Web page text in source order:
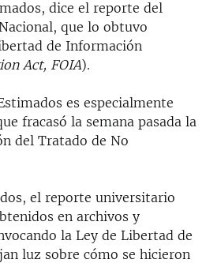
UCRANIA
dice el reporte del
que lo obtuvo
de Información
Act, FOIA).
es especialmente
fracasó la semana pasada la
del Tratado de No
el reporte universitario
en archivos y
la Ley de Libertad de
luz sobre cómo se hicieron